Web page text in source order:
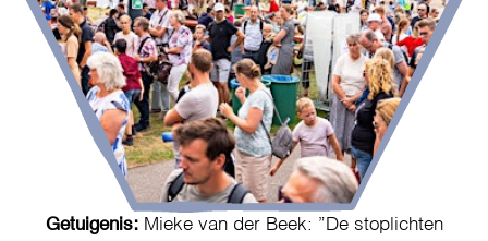
Getuigenis: Mieke van der Beek: ”De stoplichten